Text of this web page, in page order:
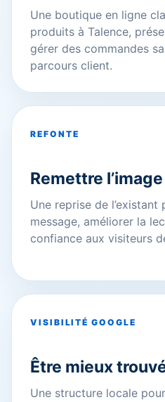
Une boutique en ligne
produits à Talence,
gérer des commandes
parcours client.
REFONTE
Remettre
Une reprise de
message, améliorer la
confiance aux visiteurs
VISIBILITÉ GOOGLE
Être mieux
Une structure locale